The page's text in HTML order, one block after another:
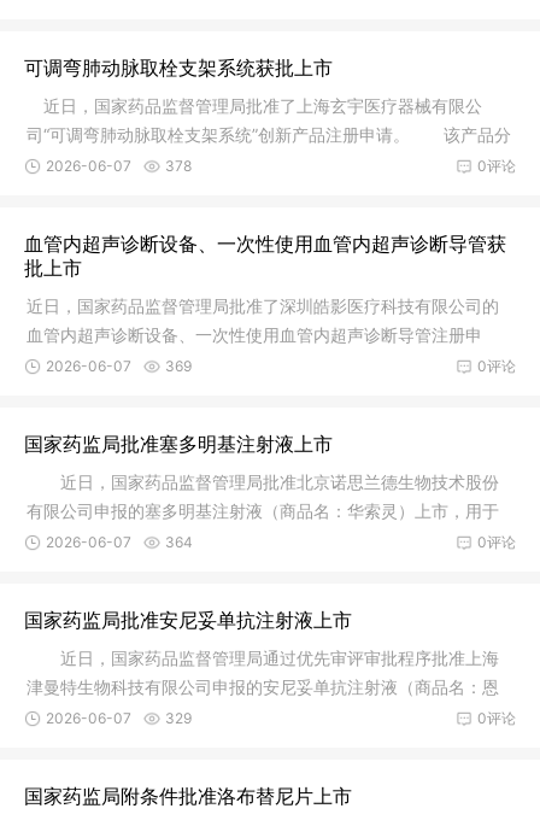
可调弯肺动脉取栓支架系统获批上市
近日，国家药品监督管理局批准了上海玄宇医疗器械有限公
司“可调弯肺动脉取栓支架系统”创新产品注册申请。 该产品分
为调弯
0评论
2026-06-07 378
血管内超声诊断设备、一次性使用血管内超声诊断导管获
批上市
近日，国家药品监督管理局批准了深圳皓影医疗科技有限公司的
血管内超声诊断设备、一次性使用血管内超声诊断导管注册申
请。血管内
0评论
2026-06-07 369
国家药监局批准塞多明基注射液上市
近日，国家药品监督管理局批准北京诺思兰德生物技术股份
有限公司申报的塞多明基注射液（商品名：华索灵）上市，用于
治疗不适
0评论
2026-06-07 364
国家药监局批准安尼妥单抗注射液上市
近日，国家药品监督管理局通过优先审评审批程序批准上海
津曼特生物科技有限公司申报的安尼妥单抗注射液（商品名：恩
尼妥）上
0评论
2026-06-07 329
国家药监局附条件批准洛布替尼片上市